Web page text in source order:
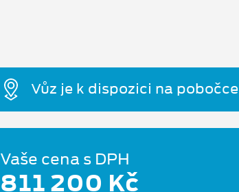
Vůz je k dispozici na pobočce
Vaše cena s DPH
811 200 Kč